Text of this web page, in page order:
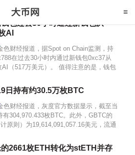
包过去30小时通过新钱包从
AI
色财经报道，据Spot on Chain监测，持
在过去30小时内通过新钱包0xc37从
AI（517万美元）。 值得注意的是，钱包
日持有约30.5万枚BTC
色财经报道，灰度官方数据显示，截至当
304,970.433枚BTC。此外，GBTC的
原则）为19,614,091,057.16美元，流通
2661枚ETH转化为stETH并存